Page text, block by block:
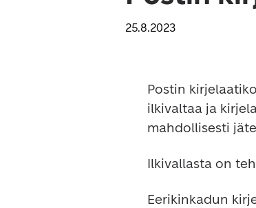
25.8.2023
Postin
ilkivaltaa ja
mahdollisesti
Ilkivallasta on
Eerikinkadun